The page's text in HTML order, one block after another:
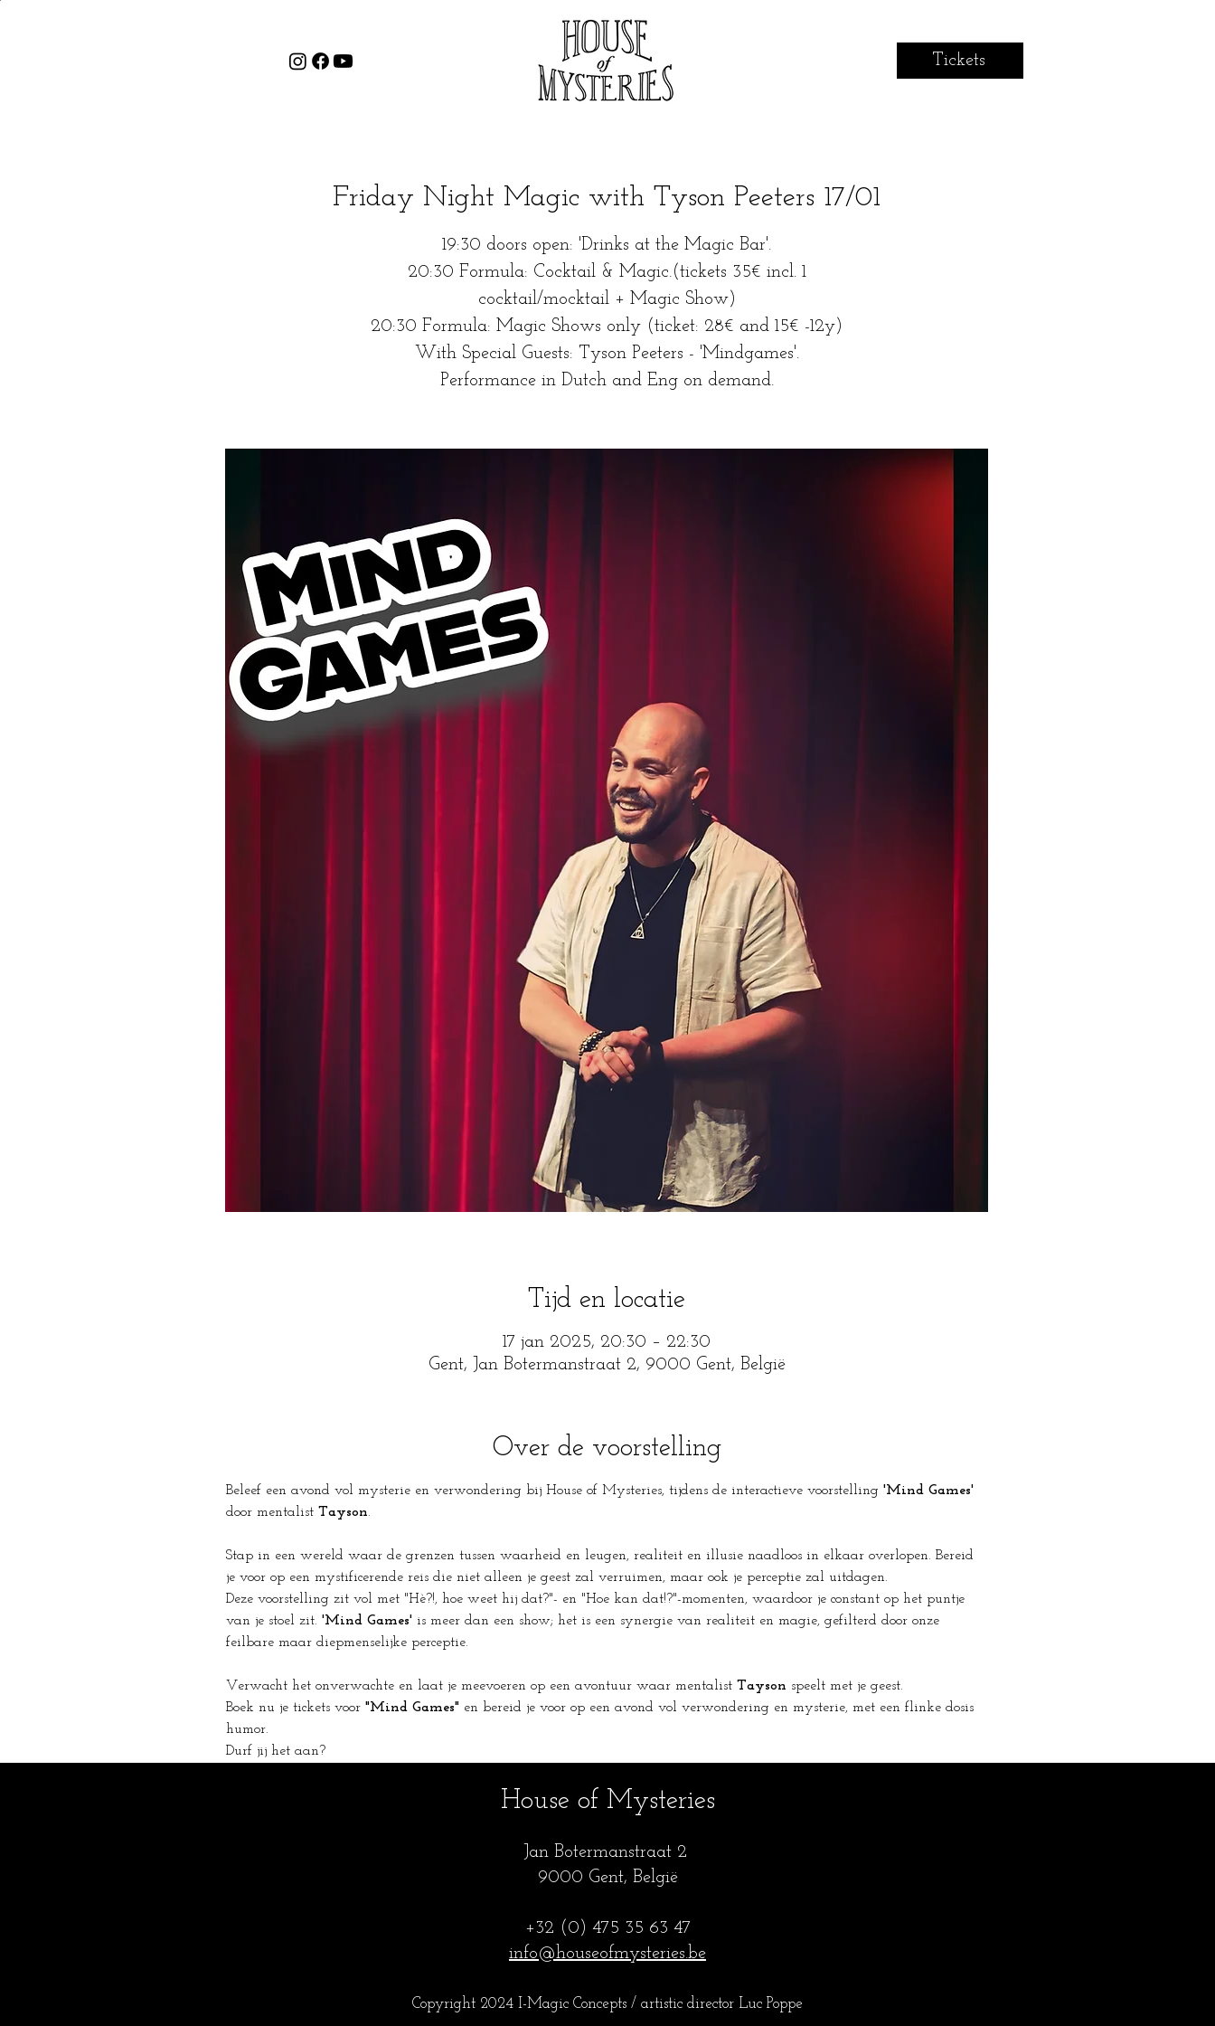
Tickets
Friday Night Magic with Tyson Peeters 17/01
19:30 doors open: 'Drinks at the Magic Bar'.
20:30 Formula: Cocktail & Magic.(tickets 35€ incl. 1
cocktail/mocktail + Magic Show)
20:30 Formula: Magic Shows only (ticket: 28€ and 15€ -12y)
With Special Guests: Tyson Peeters - 'Mindgames'.
Performance in Dutch and Eng on demand.
Tijd en locatie
17 jan 2025, 20:30 – 22:30
Gent, Jan Botermanstraat 2, 9000 Gent, België
Over de voorstelling
Beleef een avond vol mysterie en verwondering bij House of Mysteries, tijdens de interactieve voorstelling 'Mind Games'
door mentalist Tayson.
Stap in een wereld waar de grenzen tussen waarheid en leugen, realiteit en illusie naadloos in elkaar overlopen. Bereid
je voor op een mystificerende reis die niet alleen je geest zal verruimen, maar ook je perceptie zal uitdagen.
Deze voorstelling zit vol met "Hè?!, hoe weet hij dat?"- en "Hoe kan dat!?"-momenten, waardoor je constant op het puntje
van je stoel zit. 'Mind Games' is meer dan een show; het is een synergie van realiteit en magie, gefilterd door onze
feilbare maar diepmenselijke perceptie.
Verwacht het onverwachte en laat je meevoeren op een avontuur waar mentalist Tayson speelt met je geest.
Boek nu je tickets voor "Mind Games" en bereid je voor op een avond vol verwondering en mysterie, met een flinke dosis
humor.
Durf jij het aan?
House of Mysteries
Jan Botermanstraat 2
9000 Gent, België
+32 (0) 475 35 63 47
info@houseofmysteries.be
Copyright 2024 I-Magic Concepts / artistic director Luc Poppe